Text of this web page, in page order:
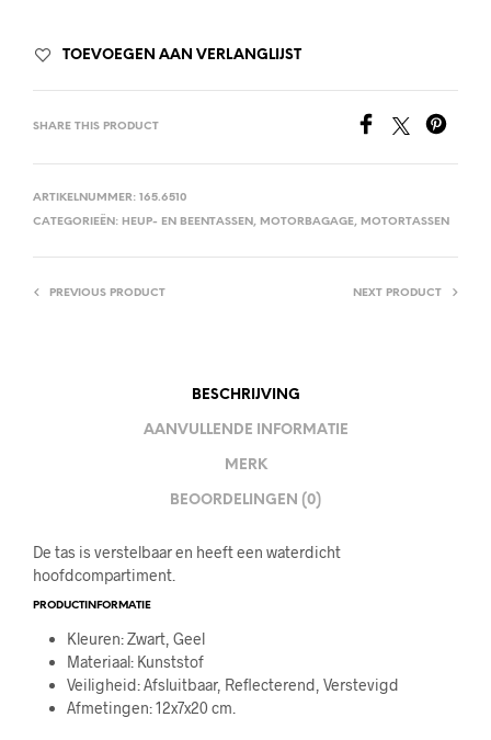
TOEVOEGEN AAN VERLANGLIJST
SHARE THIS PRODUCT
ARTIKELNUMMER: 165.6510
CATEGORIEËN: HEUP- EN BEENTASSEN , MOTORBAGAGE, MOTORTASSEN
PREVIOUS PRODUCT NEXT PRODUCT
BESCHRIJVING
AANVULLENDE INFORMATIE
MERK
BEOORDELINGEN (0)
De tas is verstelbaar en heeft een waterdicht
hoofdcompartiment.
PRODUCTINFORMATIE
Kleuren: Zwart, Geel
Materiaal: Kunststof
Veiligheid: Afsluitbaar, Reflecterend, Verstevigd
Afmetingen: 12x7x20 cm.